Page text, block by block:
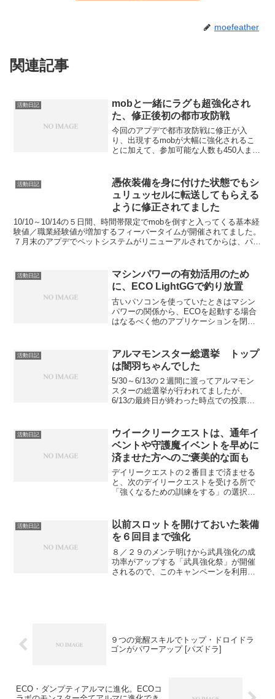
moefeather
関連記事
活動日記
mobと一緒にラグも超強化され
た、修正後初の都市攻防戦
今回のアプデで都市攻防戦に修正が入
り、出現するmobが大幅に強化されるこ
とに加えて、参加可能な人数も450人まで
後初めての都市攻防戦に参加してきまし
た。 まずは都市攻防...
活動日記
憑依装備を身に付けた状態でもシ
ュリュッセルに転送してもらえる
ように修正されてました
10/10～10/14の５日間、時間帯限定でmobを倒すと入ってくる基本経
験値／職業経験値が増加するフィーバータイムが開催されてました。
７月末のアプデでペットシステムがリニューアルされてからは、パー
活動日記
マシンパワーの有効活用のため
に、ECO LightGGで釣り放置
古いパソコンを使っていたときはマシン
パワーの関係から、ECOを起動する場合
はなるべく他のアプリケーションを閉じ
と、マシンの処理に余裕がなくなるため
に、両者のソフトの動き...
活動日記
アルマモンスター総選挙 トップ
は闇羽ちゃんでした
5/30～6/13の２週間に渡ってアルマモン
スターの総選挙が行われてましたが、
6/13の最終日が終わった時点での投票結
を獲得したミニードゥ・アルマが２位、
4...
活動日記
ウイークリークエストは、通年イ
ベントや守護魔イベントを早めに
済ませた方へのご褒美的な面も
デイリークエストの２番目まで済ませる
と、次のデイリークエストを受ける所で
「強くなるための訓練をする」の選択肢
たおしてきて！」（ラクダーン３体を倒
す）のクエストを受けるこ...
活動日記
以前スロットを開けておいた装備
を６回目まで強化
８／２９のメンテ明けから武具強化の成
功率がアップする「武具強化祭」が開催
されるので、このキャンペーンを利用し
９つの覚醒スキルでトップ・ドロイドラ
ゴンがパワーアップ [パズドラ]
ECO・ダンプティアルマに進化。ECOコ